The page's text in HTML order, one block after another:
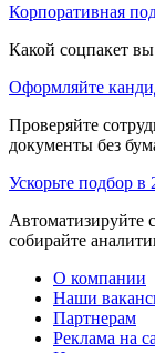
Корпоративная
Какой соцпакет
Оформляйте
Проверяйте
документы без
Ускорьте подбор в
Автоматизируйте
собирайте
О компании
Наши
Партнерам
Реклама на